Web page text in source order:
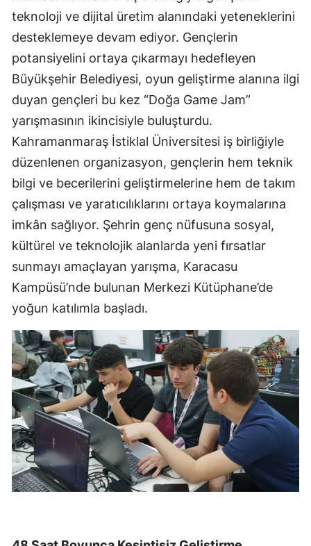
teknoloji ve dijital üretim alanındaki yeteneklerini
desteklemeye devam ediyor. Gençlerin
potansiyelini ortaya çıkarmayı hedefleyen
Büyükşehir Belediyesi, oyun geliştirme alanına ilgi
duyan gençleri bu kez “Doğa Game Jam”
yarışmasının ikincisiyle buluşturdu.
Kahramanmaraş İstiklal Üniversitesi iş birliğiyle
düzenlenen organizasyon, gençlerin hem teknik
bilgi ve becerilerini geliştirmelerine hem de takım
çalışması ve yaratıcılıklarını ortaya koymalarına
imkân sağlıyor. Şehrin genç nüfusuna sosyal,
kültürel ve teknolojik alanlarda yeni fırsatlar
sunmayı amaçlayan yarışma, Karacasu
Kampüsü’nde bulunan Merkezi Kütüphane’de
yoğun katılımla başladı.